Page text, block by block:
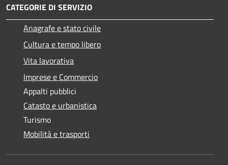
CATEGORIE DI SERVIZIO
Anagrafe e stato civile
Cultura e tempo libero
Vita lavorativa
Imprese e Commercio
Appalti pubblici
Catasto e urbanistica
Turismo
Mobilità e trasporti